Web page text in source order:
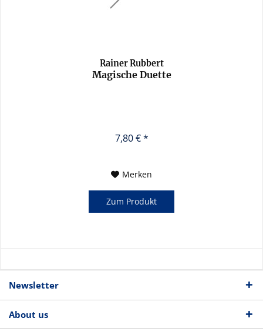
Rainer Rubbert
Magische Duette
7,80 € *
Merken
Zum Produkt
Newsletter
About us